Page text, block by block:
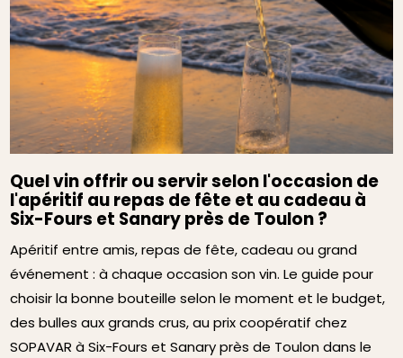
Quel vin offrir ou servir selon l'occasion de
l'apéritif au repas de fête et au cadeau à
Six-Fours et Sanary près de Toulon ?
Apéritif entre amis, repas de fête, cadeau ou grand
événement : à chaque occasion son vin. Le guide pour
choisir la bonne bouteille selon le moment et le budget,
des bulles aux grands crus, au prix coopératif chez
SOPAVAR à Six-Fours et Sanary près de Toulon dans le